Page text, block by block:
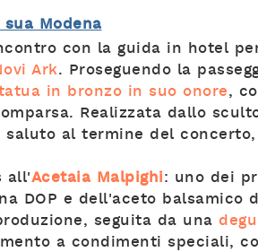
Modena
con la guida in hotel
Ark. Proseguendo la
in bronzo in suo onore,
Realizzata dallo
saluto al termine del
all'Acetaia Malpighi: uno dei
DOP e dell'aceto balsamico
seguita da una
a condimenti speciali,